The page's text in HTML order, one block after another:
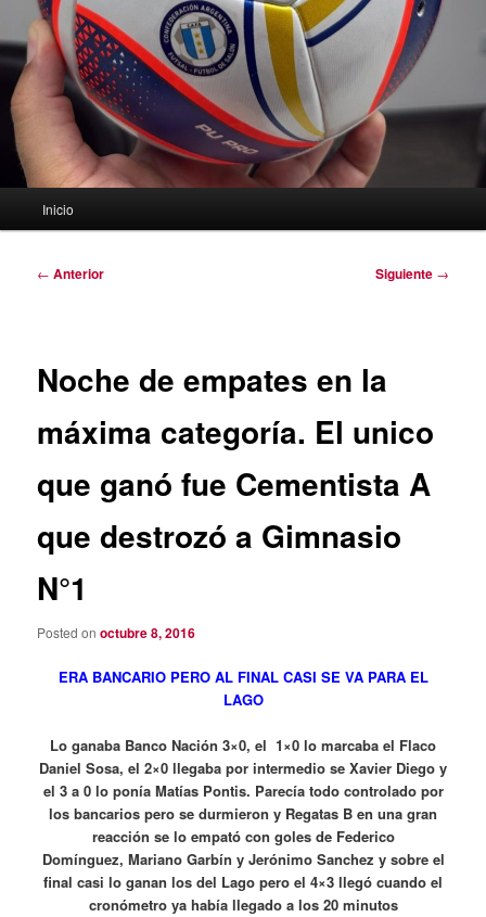
Inicio
Navegación
← Anterior Siguiente →
Noche de empates en la
máxima categoría. El unico
que ganó fue Cementista A
que destrozó a Gimnasio
N°1
Posted onoctubre 8, 2016
ERA BANCARIO PERO AL FINAL CASI SE VA PARA EL
LAGO
Lo ganaba Banco Nación 3×0, el 1×0 lo marcaba el Flaco
Daniel Sosa, el 2×0 llegaba por intermedio se Xavier Diego y
el 3 a 0 lo ponía Matías Pontis. Parecía todo controlado por
los bancarios pero se durmieron y Regatas B en una gran
reacción se lo empató con goles de Federico
Domínguez, Mariano Garbín y Jerónimo Sanchez y sobre el
final casi lo ganan los del Lago pero el 4×3 llegó cuando el
cronómetro ya había llegado a los 20 minutos